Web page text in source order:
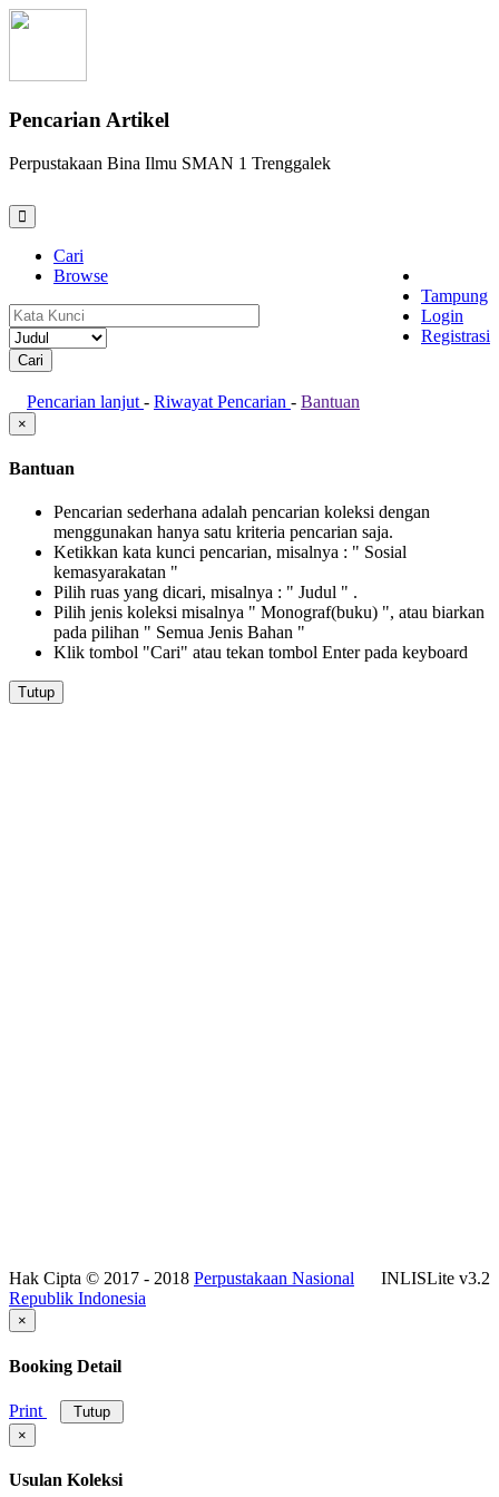
Pencarian Artikel
Perpustakaan Bina Ilmu SMAN 1 Trenggalek
Tampung
Login
Registrasi
Cari
Browse
Pencarian lanjut - Riwayat Pencarian - Bantuan
×
Bantuan
Pencarian sederhana adalah pencarian koleksi dengan
menggunakan hanya satu kriteria pencarian saja.
Ketikkan kata kunci pencarian, misalnya : " Sosial
kemasyarakatan "
Pilih ruas yang dicari, misalnya : " Judul " .
Pilih jenis koleksi misalnya " Monograf(buku) ", atau biarkan
pada pilihan " Semua Jenis Bahan "
Klik tombol "Cari" atau tekan tombol Enter pada keyboard
Tutup
INLISLite v3.2
Hak Cipta © 2017 - 2018 Perpustakaan Nasional
Republik Indonesia
×
Booking Detail
Print
Tutup
×
Usulan Koleksi